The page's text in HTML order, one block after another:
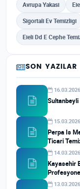
Avrupa Yakasi
Sigortali Ev Temizligi
Eieli Dd E Cephe
SON YAZILAR
16.03.2026
Sultanbeyli
15.03.2026
Perpa Is
Ticari
14.03.2026
Kayasehir
13.03.2026